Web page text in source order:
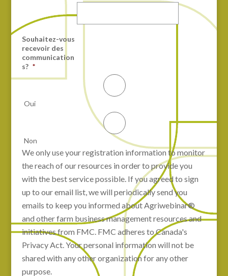
Souhaitez-vous
recevoir des
communication
s? *
Oui
Non
We only use your registration information to monitor
the reach of our resources in order to provide you
with the best service possible. If you agreed to sign
up to our email list, we will periodically send you
emails to keep you informed about Agriwebinar®
and other farm business management resources and
initiatives from FMC. FMC adheres to Canada's
Privacy Act. Your personal information will not be
shared with any other organization for any other
purpose.